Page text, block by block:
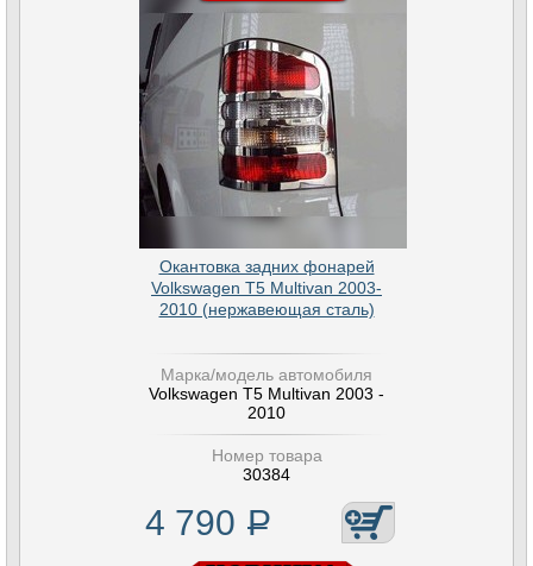
Окантовка задних фонарей
Volkswagen T5 Multivan 2003-
2010 (нержавеющая сталь)
Марка/модель автомобиля
Volkswagen T5 Multivan 2003 -
2010
Номер товара
30384
4 790 Р